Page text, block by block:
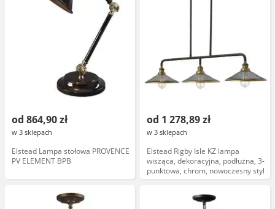
od 864,90 zł
w 3 sklepach
Elstead Lampa stołowa PROVENCE
PV ELEMENT BPB
od 1 278,89 zł
w 3 sklepach
Elstead Rigby Isle KZ lampa
wisząca, dekoracyjna, podłużna, 3-
punktowa, chrom, nowoczesny styl